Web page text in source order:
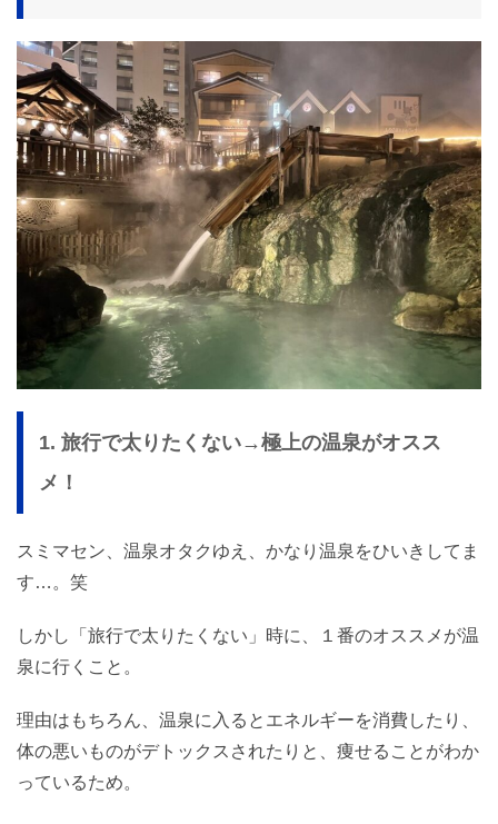
1. 旅行で太りたくない→極上の温泉がオスス
メ！
スミマセン、温泉オタクゆえ、かなり温泉をひいきしてま
す…。笑
しかし「旅行で太りたくない」時に、１番のオススメが温
泉に行くこと。
理由はもちろん、温泉に入るとエネルギーを消費したり、
体の悪いものがデトックスされたりと、痩せることがわか
っているため。